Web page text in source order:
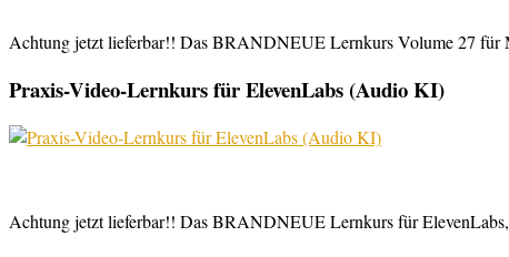
Achtung jetzt lieferbar!! Das BRANDNEUE Lernkurs Volume 27
Praxis-Video-Lernkurs für ElevenLabs (Audio KI)
Achtung jetzt lieferbar!! Das BRANDNEUE Lernkurs für